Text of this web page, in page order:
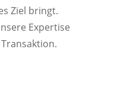
Ziel bringt.
Expertise